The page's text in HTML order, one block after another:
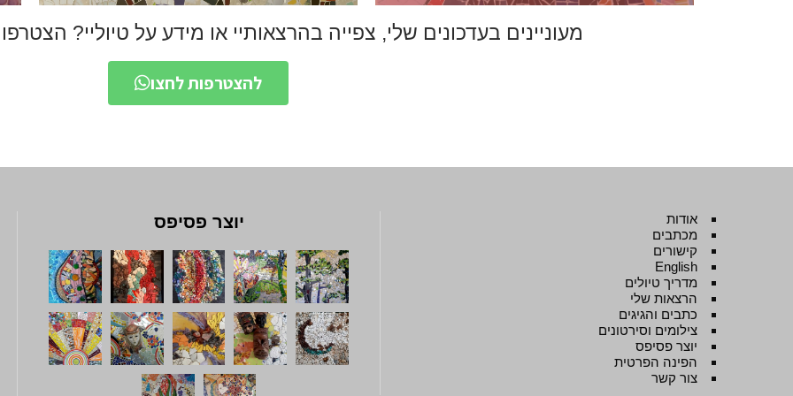
הפינה הפרטית
מעוניינים בעדכונים שלי, צפייה בהרצאותיי או מידע על טיוליי?
להצטרפות לחצו
אודות
מכתבים
קישורים
English
מדריך טיולים
הרצאות שלי
כתבים והגיגים
צילומים וסירטונים
יוצר פסיפס
הפינה הפרטית
צור קשר
יוצר פסיפס